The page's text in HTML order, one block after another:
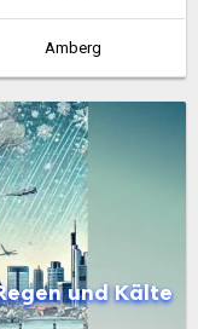
Amberg
Au-Haidhausen
Augsburg
Bad Kissingen
Bamberg
und Kälte